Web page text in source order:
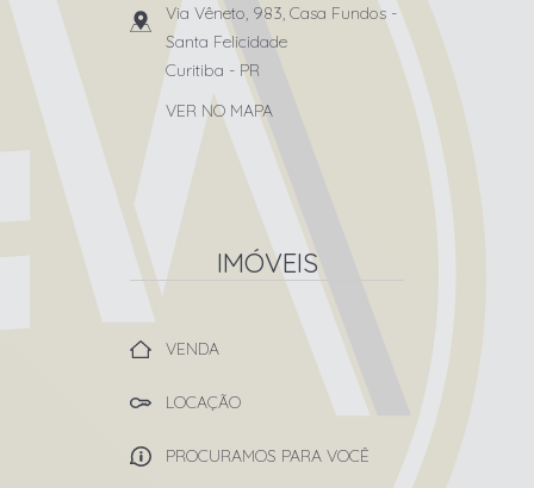
Via Vêneto, 983, Casa Fundos -
Santa Felicidade
Curitiba - PR
VER NO MAPA
IMÓVEIS
VENDA
LOCAÇÃO
PROCURAMOS PARA VOCÊ